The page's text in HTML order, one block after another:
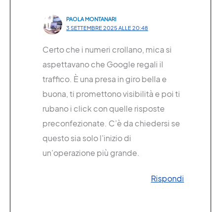
PAOLA MONTANARI
3 SETTEMBRE 2025 ALLE 20:48
Certo che i numeri crollano, mica si
aspettavano che Google regali il
traffico. È una presa in giro bella e
buona, ti promettono visibilità e poi ti
rubano i click con quelle risposte
preconfezionate. C’è da chiedersi se
questo sia solo l’inizio di
un’operazione più grande.
Rispondi